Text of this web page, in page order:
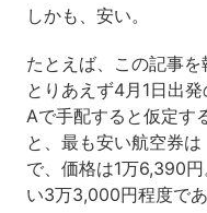
しかも、安い。
たとえば、この記事を
とりあえず4月1日出
Aで手配すると仮定す
と、最も安い航空券
で、価格は1万6,390
い3万3,000円程度であ